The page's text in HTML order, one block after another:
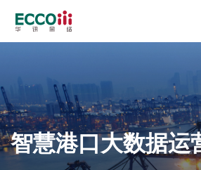
智慧港口大数据运